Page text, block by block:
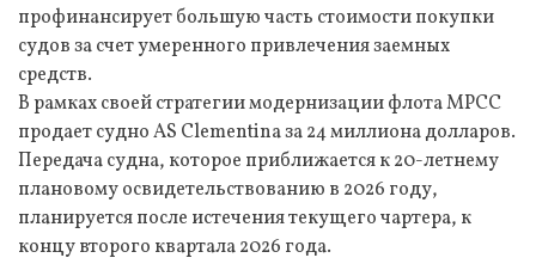
профинансирует большую часть стоимости покупки
судов за счет умеренного привлечения заемных
средств.
В рамках своей стратегии модернизации флота MPCC
продает судно AS Clementina за 24 миллиона долларов.
Передача судна, которое приближается к 20-летнему
плановому освидетельствованию в 2026 году,
планируется после истечения текущего чартера, к
концу второго квартала 2026 года.